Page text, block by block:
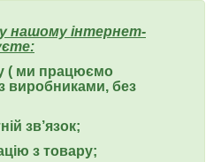
нашому інтернет-
( ми працюємо
виробниками, без
зв’язок;
з товару;